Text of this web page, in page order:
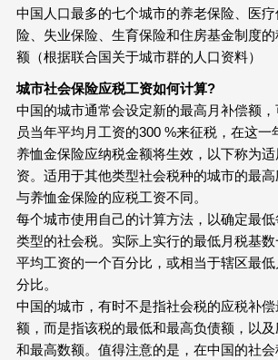
中国人口最多的七个城市的养老保险、医
险、失业保险、生育保险和住房基金制度
额（根据联合国关于城市群的人口资料）
城市社会保险应税工资如何计算?
中国的城市通常会设定新的最高月补偿额
员当年平均月工资的300 %来征税，在这一
养恤金保险应纳税金额将生效，以下称为
资。适用于其他类型社会税种的城市的最
与养恤金保险的应税工资不同。
每个城市使用自己的计算方法，以确定最
类型的社会税。实际上实行的最低月税基数
平均工资的一个百分比，或相当于辖区最
分比。
中国的城市，有时不是指社会税的应税补
额，而是指该税的最低和最高负债额，以
和最高数额。值得注意的是，在中国的社